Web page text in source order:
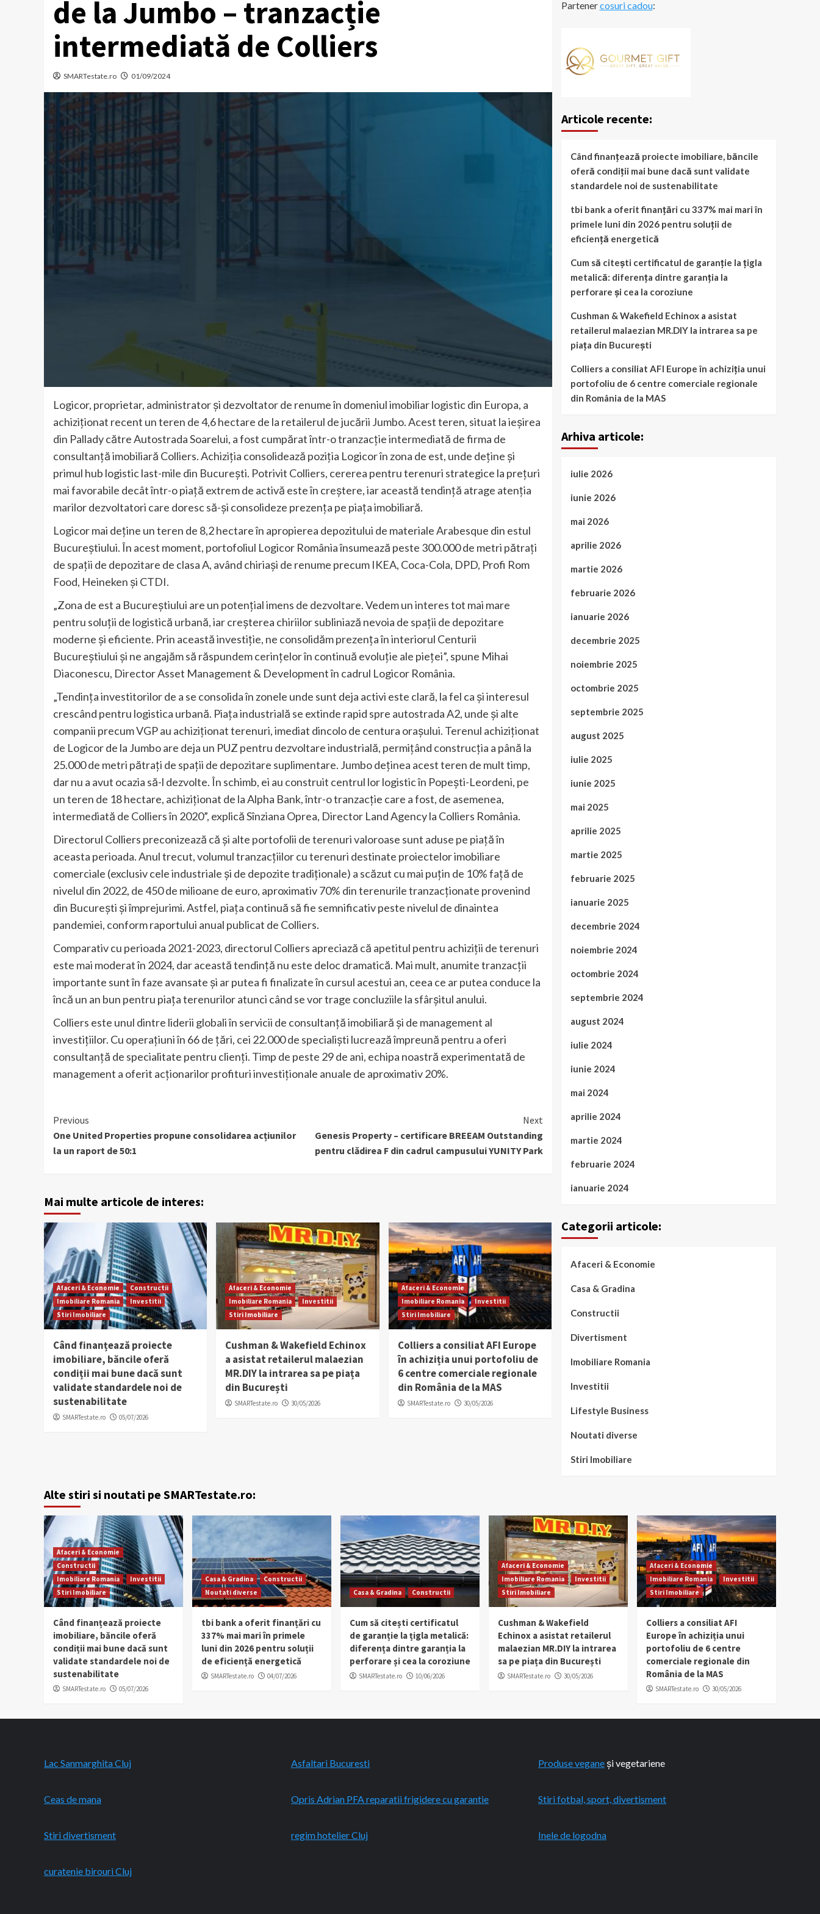
de la Jumbo – tranzacție
intermediată de Colliers
SMARTestate.ro 01/09/2024
Logicor, proprietar, administrator și dezvoltator de renume în domeniul imobiliar logistic din Europa, a
achiziționat recent un teren de 4,6 hectare de la retailerul de jucării Jumbo. Acest teren, situat la ieșirea
din Pallady către Autostrada Soarelui, a fost cumpărat într-o tranzacție intermediată de firma de
consultanță imobiliară Colliers. Achiziția consolidează poziția Logicor în zona de est, unde deține și
primul hub logistic last-mile din București. Potrivit Colliers, cererea pentru terenuri strategice la prețuri
mai favorabile decât într-o piață extrem de activă este în creștere, iar această tendință atrage atenția
marilor dezvoltatori care doresc să-și consolideze prezența pe piața imobiliară.
Logicor mai deține un teren de 8,2 hectare în apropierea depozitului de materiale Arabesque din estul
Bucureștiului. În acest moment, portofoliul Logicor România însumează peste 300.000 de metri pătrați
de spații de depozitare de clasa A, având chiriași de renume precum IKEA, Coca-Cola, DPD, Profi Rom
Food, Heineken și CTDI.
„Zona de est a Bucureștiului are un potențial imens de dezvoltare. Vedem un interes tot mai mare
pentru soluții de logistică urbană, iar creșterea chiriilor subliniază nevoia de spații de depozitare
moderne și eficiente. Prin această investiție, ne consolidăm prezența în interiorul Centurii
Bucureștiului și ne angajăm să răspundem cerințelor în continuă evoluție ale pieței”, spune Mihai
Diaconescu, Director Asset Management & Development în cadrul Logicor România.
„Tendința investitorilor de a se consolida în zonele unde sunt deja activi este clară, la fel ca și interesul
crescând pentru logistica urbană. Piața industrială se extinde rapid spre autostrada A2, unde și alte
companii precum VGP au achiziționat terenuri, imediat dincolo de centura orașului. Terenul achiziționat
de Logicor de la Jumbo are deja un PUZ pentru dezvoltare industrială, permițând construcția a până la
25.000 de metri pătrați de spații de depozitare suplimentare. Jumbo deținea acest teren de mult timp,
dar nu a avut ocazia să-l dezvolte. În schimb, ei au construit centrul lor logistic în Popești-Leordeni, pe
un teren de 18 hectare, achiziționat de la Alpha Bank, într-o tranzacție care a fost, de asemenea,
intermediată de Colliers în 2020”, explică Sînziana Oprea, Director Land Agency la Colliers România.
Directorul Colliers preconizează că și alte portofolii de terenuri valoroase sunt aduse pe piață în
aceasta perioada. Anul trecut, volumul tranzacțiilor cu terenuri destinate proiectelor imobiliare
comerciale (exclusiv cele industriale și de depozite tradiționale) a scăzut cu mai puțin de 10% față de
nivelul din 2022, de 450 de milioane de euro, aproximativ 70% din terenurile tranzacționate provenind
din București și împrejurimi. Astfel, piața continuă să fie semnificativ peste nivelul de dinaintea
pandemiei, conform raportului anual publicat de Colliers.
Comparativ cu perioada 2021-2023, directorul Colliers apreciază că apetitul pentru achiziții de terenuri
este mai moderat în 2024, dar această tendință nu este deloc dramatică. Mai mult, anumite tranzacții
importante sunt în faze avansate și ar putea fi finalizate în cursul acestui an, ceea ce ar putea conduce la
încă un an bun pentru piața terenurilor atunci când se vor trage concluziile la sfârșitul anului.
Colliers este unul dintre liderii globali în servicii de consultanță imobiliară și de management al
investițiilor. Cu operațiuni în 66 de țări, cei 22.000 de specialiști lucrează împreună pentru a oferi
consultanță de specialitate pentru clienți. Timp de peste 29 de ani, echipa noastră experimentată de
management a oferit acționarilor profituri investiționale anuale de aproximativ 20%.
Continue
Reading
Previous
One United Properties propune consolidarea acțiunilor
la un raport de 50:1
Next
Genesis Property – certificare BREEAM Outstanding
pentru clădirea F din cadrul campusului YUNITY Park
Mai multe articole de interes:
Afaceri & Economie
Constructii
Imobiliare Romania
Investitii
Stiri Imobiliare
Când finanțează proiecte
imobiliare, băncile oferă
condiții mai bune dacă sunt
validate standardele noi de
sustenabilitate
SMARTestate.ro 05/07/2026
Afaceri & Economie
Imobiliare Romania
Investitii
Stiri Imobiliare
Cushman & Wakefield Echinox
a asistat retailerul malaezian
MR.DIY la intrarea sa pe piața
din București
SMARTestate.ro 30/05/2026
Afaceri & Economie
Imobiliare Romania
Investitii
Stiri Imobiliare
Colliers a consiliat AFI Europe
în achiziția unui portofoliu de
6 centre comerciale regionale
din România de la MAS
SMARTestate.ro 30/05/2026
Partenercosuri cadou:
Articole recente:
Când finanțează proiecte imobiliare, băncile
oferă condiții mai bune dacă sunt validate
standardele noi de sustenabilitate
tbi bank a oferit finanțări cu 337% mai mari în
primele luni din 2026 pentru soluții de
eficiență energetică
Cum să citești certificatul de garanție la țigla
metalică: diferența dintre garanția la
perforare și cea la coroziune
Cushman & Wakefield Echinox a asistat
retailerul malaezian MR.DIY la intrarea sa pe
piața din București
Colliers a consiliat AFI Europe în achiziția unui
portofoliu de 6 centre comerciale regionale
din România de la MAS
Arhiva articole:
iulie 2026
iunie 2026
mai 2026
aprilie 2026
martie 2026
februarie 2026
ianuarie 2026
decembrie 2025
noiembrie 2025
octombrie 2025
septembrie 2025
august 2025
iulie 2025
iunie 2025
mai 2025
aprilie 2025
martie 2025
februarie 2025
ianuarie 2025
decembrie 2024
noiembrie 2024
octombrie 2024
septembrie 2024
august 2024
iulie 2024
iunie 2024
mai 2024
aprilie 2024
martie 2024
februarie 2024
ianuarie 2024
Categorii articole:
Afaceri & Economie
Casa & Gradina
Constructii
Divertisment
Imobiliare Romania
Investitii
Lifestyle Business
Noutati diverse
Stiri Imobiliare
Alte stiri si noutati pe SMARTestate.ro:
Afaceri & Economie
Constructii
Imobiliare Romania
Investitii
Stiri Imobiliare
Când finanțează proiecte
imobiliare, băncile oferă
condiții mai bune dacă sunt
validate standardele noi de
sustenabilitate
SMARTestate.ro 05/07/2026
Casa & Gradina
Constructii
Noutati diverse
tbi bank a oferit finanțări cu
337% mai mari în primele
luni din 2026 pentru soluții
de eficiență energetică
SMARTestate.ro 04/07/2026
Casa & Gradina Constructii
Cum să citești certificatul
de garanție la țigla metalică:
diferența dintre garanția la
perforare și cea la coroziune
SMARTestate.ro 10/06/2026
Afaceri & Economie
Imobiliare Romania
Investitii
Stiri Imobiliare
Cushman & Wakefield
Echinox a asistat retailerul
malaezian MR.DIY la intrarea
sa pe piața din București
SMARTestate.ro 30/05/2026
Afaceri & Economie
Imobiliare Romania
Investitii
Stiri Imobiliare
Colliers a consiliat AFI
Europe în achiziția unui
portofoliu de 6 centre
comerciale regionale din
România de la MAS
SMARTestate.ro 30/05/2026
Lac Sanmarghita Cluj
Ceas de mana
Stiri divertisment
curatenie birouri Cluj
Asfaltari Bucuresti
Opris Adrian PFA reparatii frigidere cu garantie
regim hotelier Cluj
Produse vegane și vegetariene
Stiri fotbal, sport, divertisment
Inele de logodna